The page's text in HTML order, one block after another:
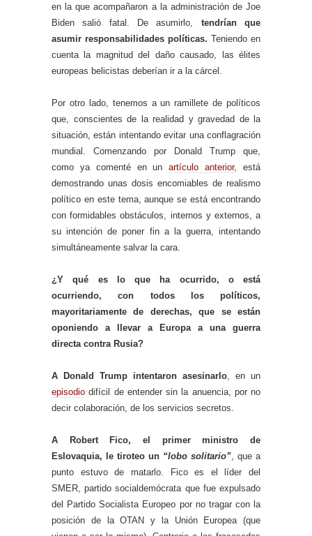
en la que acompañaron a la administración de Joe
Biden salió fatal. De asumirlo, tendrían que
asumir responsabilidades políticas. Teniendo en
cuenta la magnitud del daño causado, las élites
europeas belicistas deberían ir a la cárcel.
Por otro lado, tenemos a un ramillete de políticos
que, conscientes de la realidad y gravedad de la
situación, están intentando evitar una conflagración
mundial. Comenzando por Donald Trump que,
como ya comenté en unartículo anterior, está
demostrando unas dosis encomiables de realismo
político en este tema, aunque se está encontrando
con formidables obstáculos, internos y externos, a
su intención de poner fin a la guerra, intentando
simultáneamente salvar la cara.
¿Y qué es lo que ha ocurrido, o está
ocurriendo, con todos los políticos,
mayoritariamente de derechas, que se están
oponiendo a llevar a Europa a una guerra
directa contra Rusia?
A Donald Trump intentaron asesinarlo, en un
episodio difícil de entender sin la anuencia, por no
decir colaboración, de los servicios secretos.
A Robert Fico, el primer ministro de
Eslovaquia, le tiroteo un “lobo solitario”, que a
punto estuvo de matarlo. Fico es el líder del
SMER, partido socialdemócrata que fue expulsado
del Partido Socialista Europeo por no tragar con la
posición de la OTAN y la Unión Europea (que